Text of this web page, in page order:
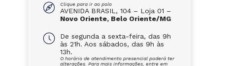
Clique para ir ao polo
AVENIDA BRASIL, 104 – Loja 01 –
Novo Oriente, Belo Oriente/MG
De segunda a sexta-feira, das 9h
às 21h. Aos sábados, das 9h às
13h.
O horário de atendimento presencial poderá ter
alterações. Para mais informações, entre em